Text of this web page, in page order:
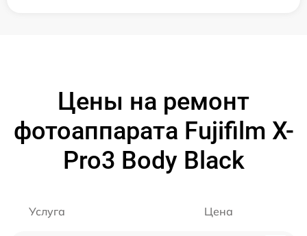
Цены на ремонт
фотоаппарата Fujifilm X-
Pro3 Body Black
Услуга Цена